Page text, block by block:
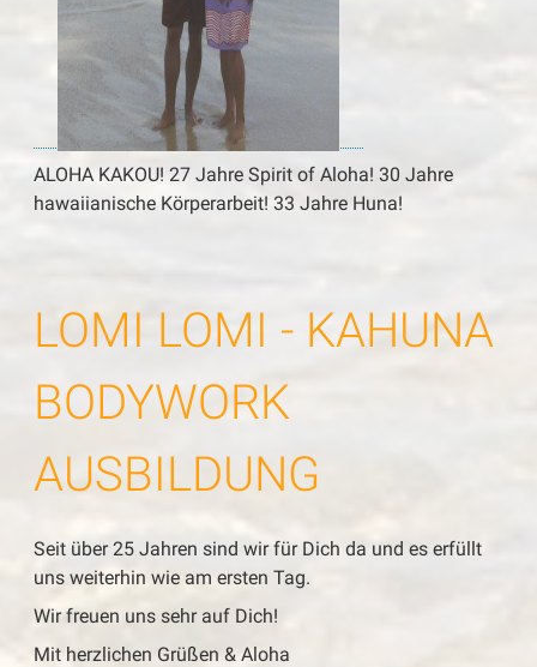
ALOHA KAKOU! 27 Jahre Spirit of Aloha! 30 Jahre
hawaiianische Körperarbeit! 33 Jahre Huna!
LOMI LOMI - KAHUNA
BODYWORK
AUSBILDUNG
Seit über 25 Jahren sind wir für Dich da und es erfüllt
uns weiterhin wie am ersten Tag.
Wir freuen uns sehr auf Dich!
Mit herzlichen Grüßen & Aloha